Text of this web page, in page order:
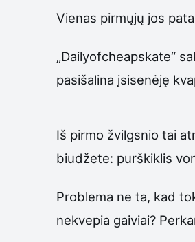
Vienas pirmųjų jos
„Dailyofcheapskate“
pasišalina įsisenėję
Iš pirmo žvilgsnio tai
biudžete: purškiklis
Problema ne ta, kad
nekvepia gaiviai?